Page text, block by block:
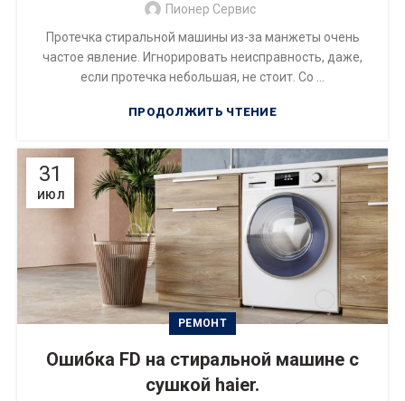
Пионер Сервис
Протечка стиральной машины из-за манжеты очень
частое явление. Игнорировать неисправность, даже,
если протечка небольшая, не стоит. Со ...
ПРОДОЛЖИТЬ ЧТЕНИЕ
31
ИЮЛ
РЕМОНТ
Ошибка FD на стиральной машине с
сушкой haier.